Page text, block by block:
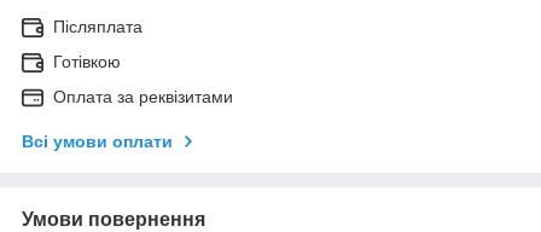
Післяплата
Готівкою
Оплата за реквізитами
Всі умови оплати
Умови повернення